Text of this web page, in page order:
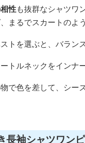
性も抜群なシャツワ
まるでスカートのよ
トを選ぶと、バラン
トルネックをインナ
で色を差して、シー
長袖シャツワン